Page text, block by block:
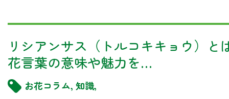
リシアンサス（トルコキキョウ）と
花言葉の意味や魅力を…
お花コラム, 知識,